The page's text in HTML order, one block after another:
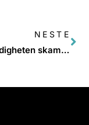
NESTE
– Urettferdigheten skammelig tydelig